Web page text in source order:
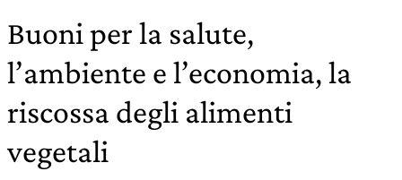
Buoni per la salute,
l’ambiente e l’economia, la
riscossa degli alimenti
vegetali